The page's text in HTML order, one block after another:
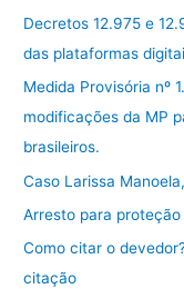
h
f
o
r
:
Decretos 12.975 e
das plataformas
Medida Provisória nº
modificações da MP
brasileiros.
Caso Larissa
Arresto para
Como citar o
citação